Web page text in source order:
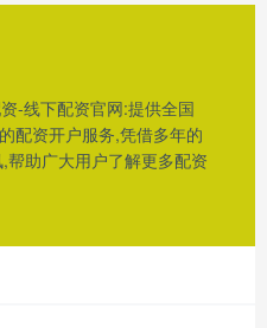
-线下配资官网:提供全国
配资开户服务,凭借多年的
助广大用户了解更多配资